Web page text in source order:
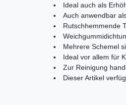
Ideal auch als
Auch anwendbar
Rutschhemmende
Mehrere Schemel
Ideal vor allem für
Zur Reinigung
Dieser Artikel